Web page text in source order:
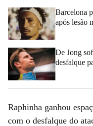
Barcelona
após lesão
De Jong
desfalque
Raphinha ganhou
com o desfalque do